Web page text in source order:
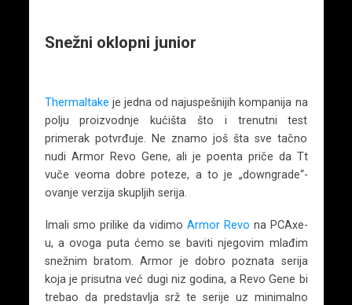
Snežni oklopni junior
Thermaltake je jedna od najuspešnijih kompanija na
polju proizvodnje kućišta što i trenutni test
primerak potvrđuje. Ne znamo još šta sve tačno
nudi Armor Revo Gene, ali je poenta priče da Tt
vuče veoma dobre poteze, a to je „downgrade“-
ovanje verzija skupljih serija.
Imali smo prilike da vidimo Armor Revo na PCAxe-
u, a ovoga puta ćemo se baviti njegovim mlađim
snežnim bratom. Armor je dobro poznata serija
koja je prisutna već dugi niz godina, a Revo Gene bi
trebao da predstavlja srž te serije uz minimalno